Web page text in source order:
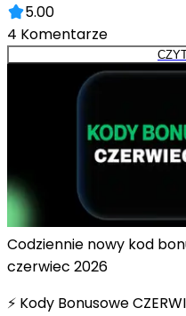
5.00
4 Komentarze
Codziennie nowy kod
czerwiec 2026
⚡ Kody Bonusowe